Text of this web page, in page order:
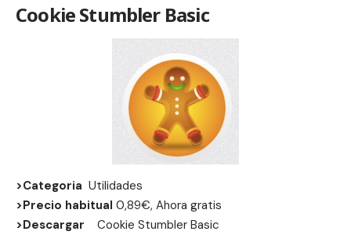
Cookie Stumbler Basic
>Categoria Utilidades
>Precio habitual 0,89€, Ahora gratis
>Descargar Cookie Stumbler Basic